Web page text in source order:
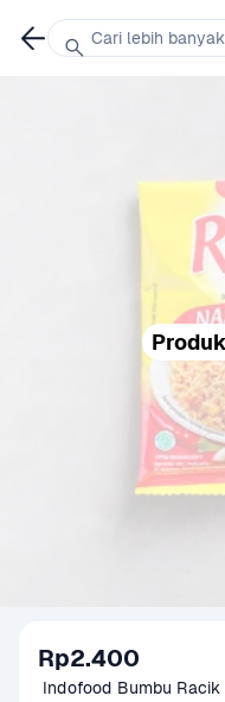
Rp2.400
Indofood Bumbu Racik
Cari lebih